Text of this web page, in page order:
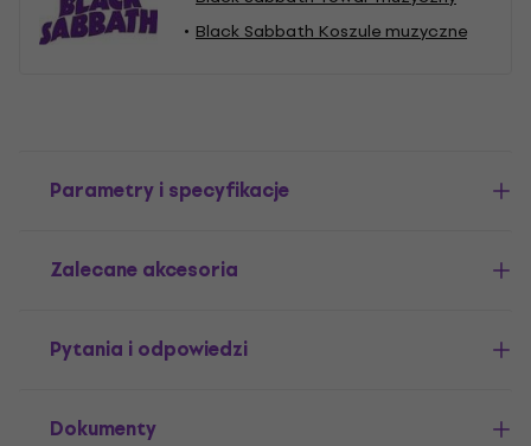
Black Sabbath Koszule muzyczne
Parametry i specyfikacje
Zalecane akcesoria
Pytania i odpowiedzi
Dokumenty